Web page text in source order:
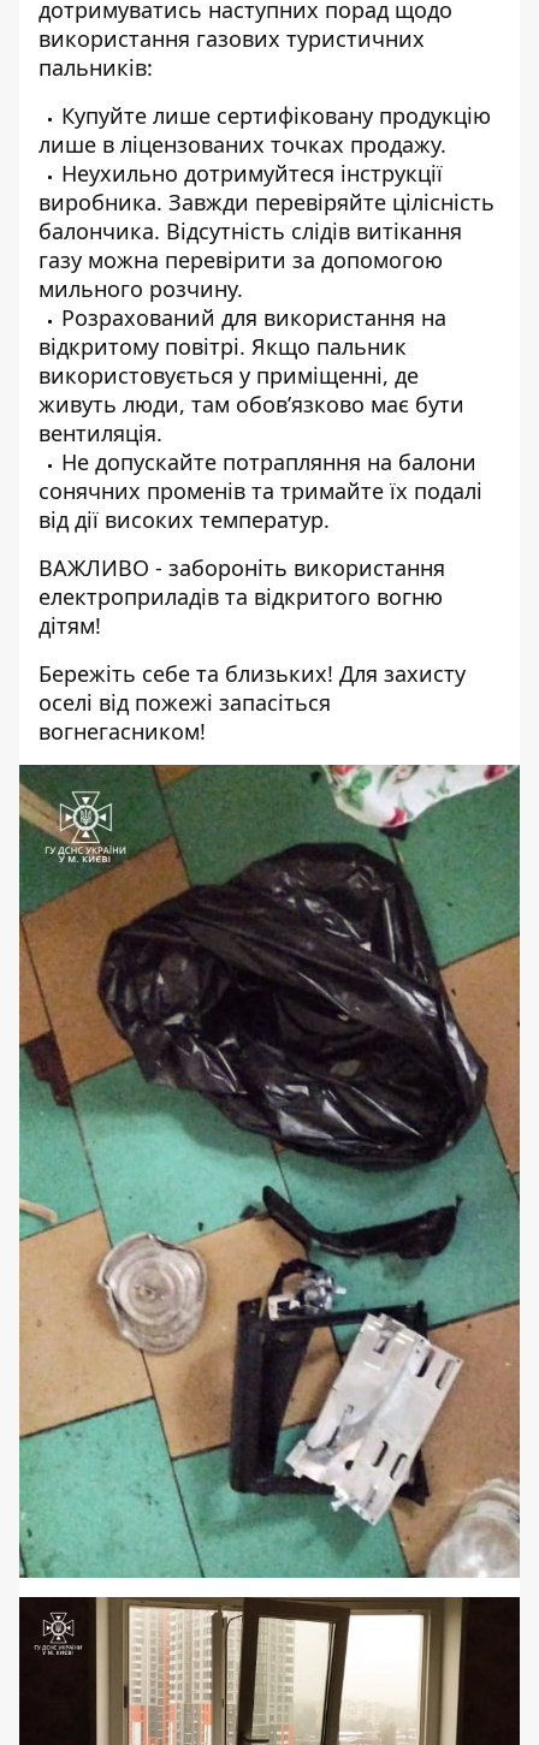
дотримуватись наступних порад щодо
використання газових туристичних
пальників:
Купуйте лише сертифіковану продукцію
лише в ліцензованих точках продажу.
Неухильно дотримуйтеся інструкції
виробника. Завжди перевіряйте цілісність
балончика. Відсутність слідів витікання
газу можна перевірити за допомогою
мильного розчину.
Розрахований для використання на
відкритому повітрі. Якщо пальник
використовується у приміщенні, де
живуть люди, там обов’язково має бути
вентиляція.
Не допускайте потрапляння на балони
сонячних променів та тримайте їх подалі
від дії високих температур.
ВАЖЛИВО - забороніть використання
електроприладів та відкритого вогню
дітям!
Бережіть себе та близьких! Для захисту
оселі від пожежі запасіться
вогнегасником!